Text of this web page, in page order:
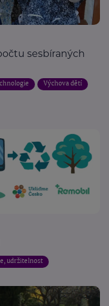
sesbíraných
Výchova dětí
udržitelnost